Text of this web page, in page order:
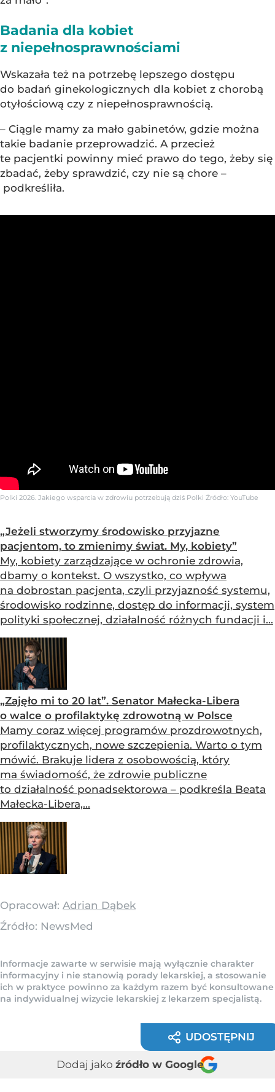
Badania dla kobiet
z niepełnosprawnościami
Wskazała też na potrzebę lepszego dostępu
do badań ginekologicznych dla kobiet z chorobą
otyłościową czy z niepełnosprawnością.
– Ciągle mamy za mało gabinetów, gdzie można
takie badanie przeprowadzić. A przecież
te pacjentki powinny mieć prawo do tego, żeby się
zbadać, żeby sprawdzić, czy nie są chore –
podkreśliła.
Polki 2026. Jakiego wsparcia w zdrowiu potrzebują dziś Polki Źródło: YouTube
„Jeżeli stworzymy środowisko przyjazne
pacjentom, to zmienimy świat. My, kobiety”
My, kobiety zarządzające w ochronie zdrowia,
dbamy o kontekst. O wszystko, co wpływa
na dobrostan pacjenta, czyli przyjazność systemu,
środowisko rodzinne, dostęp do informacji, system
polityki społecznej, działalność różnych fundacji i...
„Zajęło mi to 20 lat”. Senator Małecka-Libera
o walce o profilaktykę zdrowotną w Polsce
Mamy coraz więcej programów prozdrowotnych,
profilaktycznych, nowe szczepienia. Warto o tym
mówić. Brakuje lidera z osobowością, który
ma świadomość, że zdrowie publiczne
to działalność ponadsektorowa – podkreśla Beata
Małecka-Libera,...
Opracował: Adrian Dąbek
Źródło: NewsMed
Informacje zawarte w serwisie mają wyłącznie charakter
informacyjny i nie stanowią porady lekarskiej, a stosowanie
ich w praktyce powinno za każdym razem być konsultowane
na indywidualnej wizycie lekarskiej z lekarzem specjalistą.
UDOSTĘPNIJ
Dodaj jako źródło w Google